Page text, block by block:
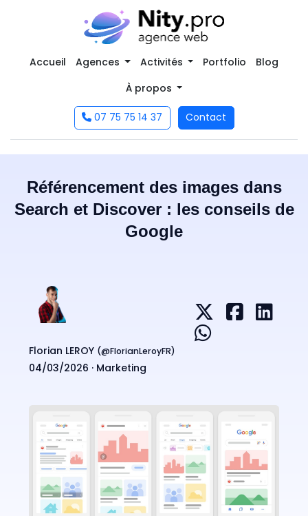
Accueil Agences Activités Portfolio
Blog
À propos
07 75 75 14 37 Contact
Référencement des images dans
Search et Discover : les conseils de
Google
Florian LEROY (@FlorianLeroyFR)
04/03/2026 · Marketing